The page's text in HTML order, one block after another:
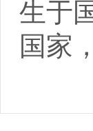
生于
国家